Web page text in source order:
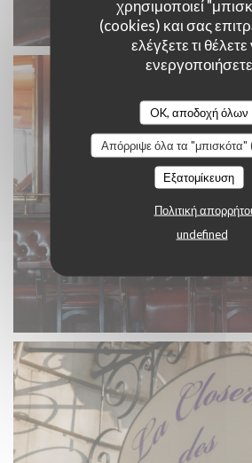
χρησιμοποιεί
(cookies) και σας
ελέγξετε τι
ενεργοποιήσετε
OK, αποδοχή όλων
Απόρριψε όλα τα "μπισκότα"
Εξατομίκευση
Πολιτική
undefined